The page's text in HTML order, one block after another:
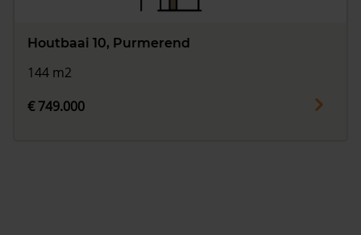
Houtbaai 10, Purmerend
144 m2
€ 749.000